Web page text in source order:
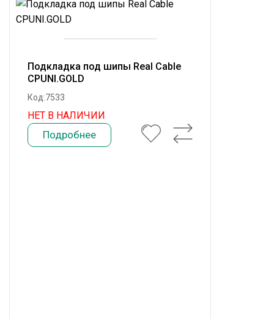
Подкладка под шипы Real Cable
CPUNI.GOLD
Код:7533
НЕТ В НАЛИЧИИ
Подробнее